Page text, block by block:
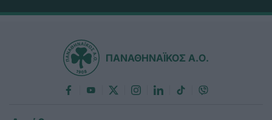
ΠΑΝΑΘΗΝΑΪΚΟΣ Α.Ο.